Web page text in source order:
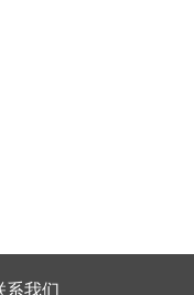
系我们